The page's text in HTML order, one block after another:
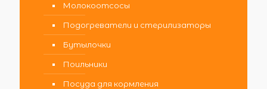
Молокоотсосы
Подогреватели и стерилизаторы
Бутылочки
Поильники
Посуда для кормления